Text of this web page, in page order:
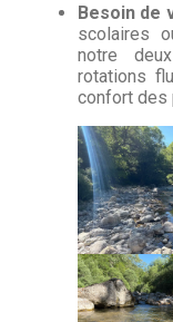
Besoin de
scolaires
notre
rotations
confort des